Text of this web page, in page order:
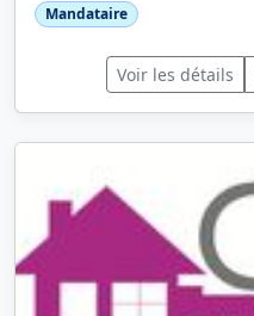
Mandataire
Voir les détails